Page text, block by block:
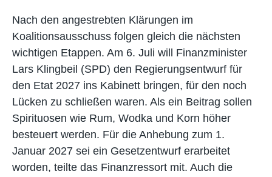
Nach den angestrebten Klärungen im
Koalitionsausschuss folgen gleich die nächsten
wichtigen Etappen. Am 6. Juli will Finanzminister
Lars Klingbeil (SPD) den Regierungsentwurf für
den Etat 2027 ins Kabinett bringen, für den noch
Lücken zu schließen waren. Als ein Beitrag sollen
Spirituosen wie Rum, Wodka und Korn höher
besteuert werden. Für die Anhebung zum 1.
Januar 2027 sei ein Gesetzentwurf erarbeitet
worden, teilte das Finanzressort mit. Auch die